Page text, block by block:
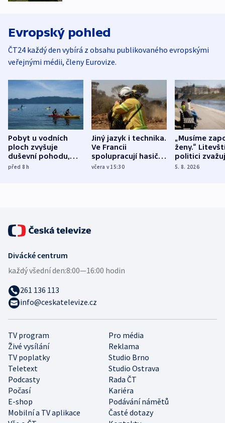
Evropský pohled
ČT24 každý den vybírá z obsahu publikovaného evropskými
veřejnými médii, členy Eurovize.
Pobyt u vodních
ploch zvyšuje
duševní pohodu,
ukázala
před 8h
Jiný jazyk i technika.
Ve Francii
spolupracují hasiči z
různých zemí
včera v 15:30
„Musíme
ženy.“
politici
dohodu o
5. 8. 2026
TV program
Pro média
Živé vysílání
Reklama
TV poplatky
Studio Brno
Teletext
Studio Ostrava
Podcasty
Rada ČT
Počasí
Kariéra
E-shop
Podávání námětů
Mobilní a TV aplikace
Časté dotazy
Divácké centrum
každý všední den:8:00—16:00 hodin
261 136 113
info@ceskatelevize.cz